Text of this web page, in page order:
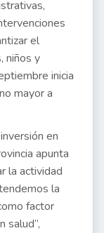
el
niños y
inicia
mayor a
en
apunta
la actividad
la
factor
salud”,